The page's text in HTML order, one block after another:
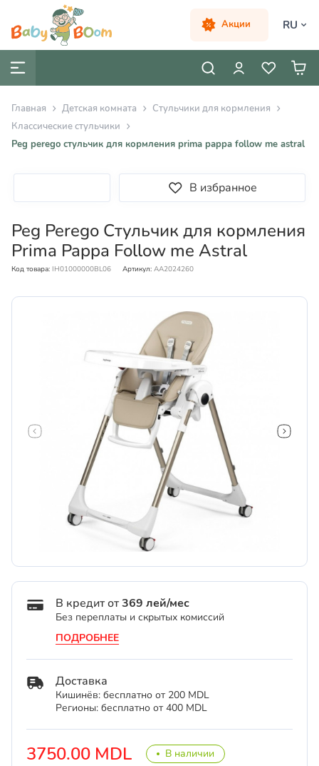
Акции RU
Главная Детская комната
Cтульчики для кормления
Классические стульчики
Peg perego стульчик для кормления prima pappa follow me astral
В избранное
Peg Perego Стульчик для кормления
Prima Pappa Follow me Astral
Код товара: IH01000000BL06 Артикул: AA2024260
3750.00 MDL В наличии
В кредит от369 лей/мес
Без переплаты и скрытых комиссий
ПОДРОБНЕЕ
Доставка
Кишинёв: бесплатно от 200 MDL
Регионы: бесплатно от 400 MDL